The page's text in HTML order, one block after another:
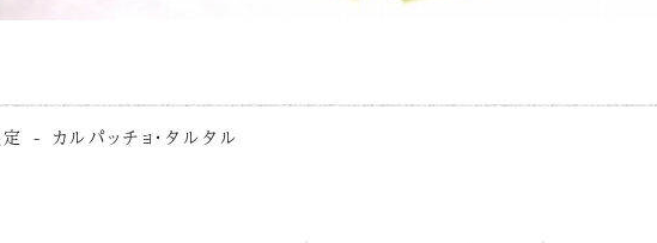
- カルパッチョ・タルタル